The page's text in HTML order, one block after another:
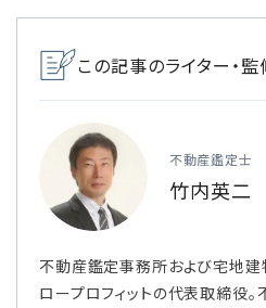
この記事のライター・
不動産鑑定士
竹内英二
不動産鑑定事務所および宅地
ロープロフィットの代表取締役